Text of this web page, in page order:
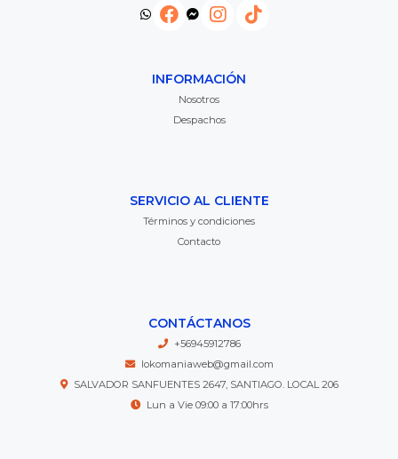
INFORMACIÓN
Nosotros
Despachos
SERVICIO AL CLIENTE
Términos y condiciones
Contacto
CONTÁCTANOS
+56945912786
lokomaniaweb@gmail.com
SALVADOR SANFUENTES 2647, SANTIAGO. LOCAL 206
Lun a Vie 09:00 a 17:00hrs